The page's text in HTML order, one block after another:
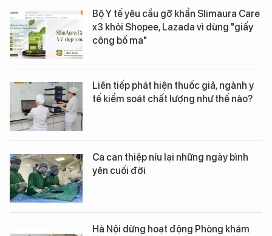
Bộ Y tế yêu cầu gỡ khẩn Slimaura Care
x3 khỏi Shopee, Lazada vì dùng "giấy
công bố ma"
Liên tiếp phát hiện thuốc giả, ngành y
tế kiểm soát chất lượng như thế nào?
Ca can thiệp níu lại những ngày bình
yên cuối đời
Hà Nội dừng hoạt động Phòng khám